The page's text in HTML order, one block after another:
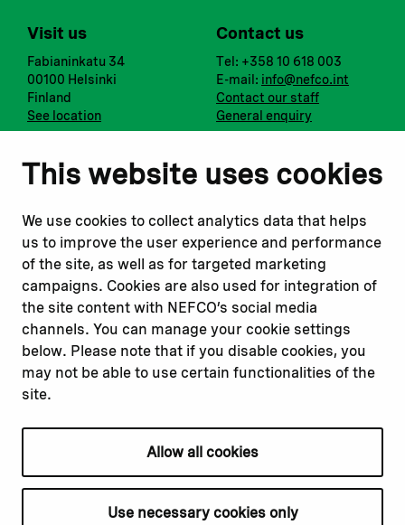
This website uses cookies
We use cookies to collect analytics data that helps
us to improve the user experience and performance
of the site, as well as for targeted marketing
campaigns. Cookies are also used for integration of
the site content with NEFCO’s social media
channels. You can manage your cookie settings
below. Please note that if you disable cookies, you
may not be able to use certain functionalities of the
site.
Allow all cookies
Use necessary cookies only
Visit us
Fabianinkatu 34
00100 Helsinki
Finland
See location
Contact us
Tel: +358 10 618 003
E-mail: info@nefco.int
Contact our staff
General enquiry
Notify us
Report a concern
Submit a complaint
Instagram
Youtube
Read about
Our financing
Our projects
Our impact
Our workplace
Related websites
Nopef
BGFA
MCFA
Privacy policy
Cookie declaration